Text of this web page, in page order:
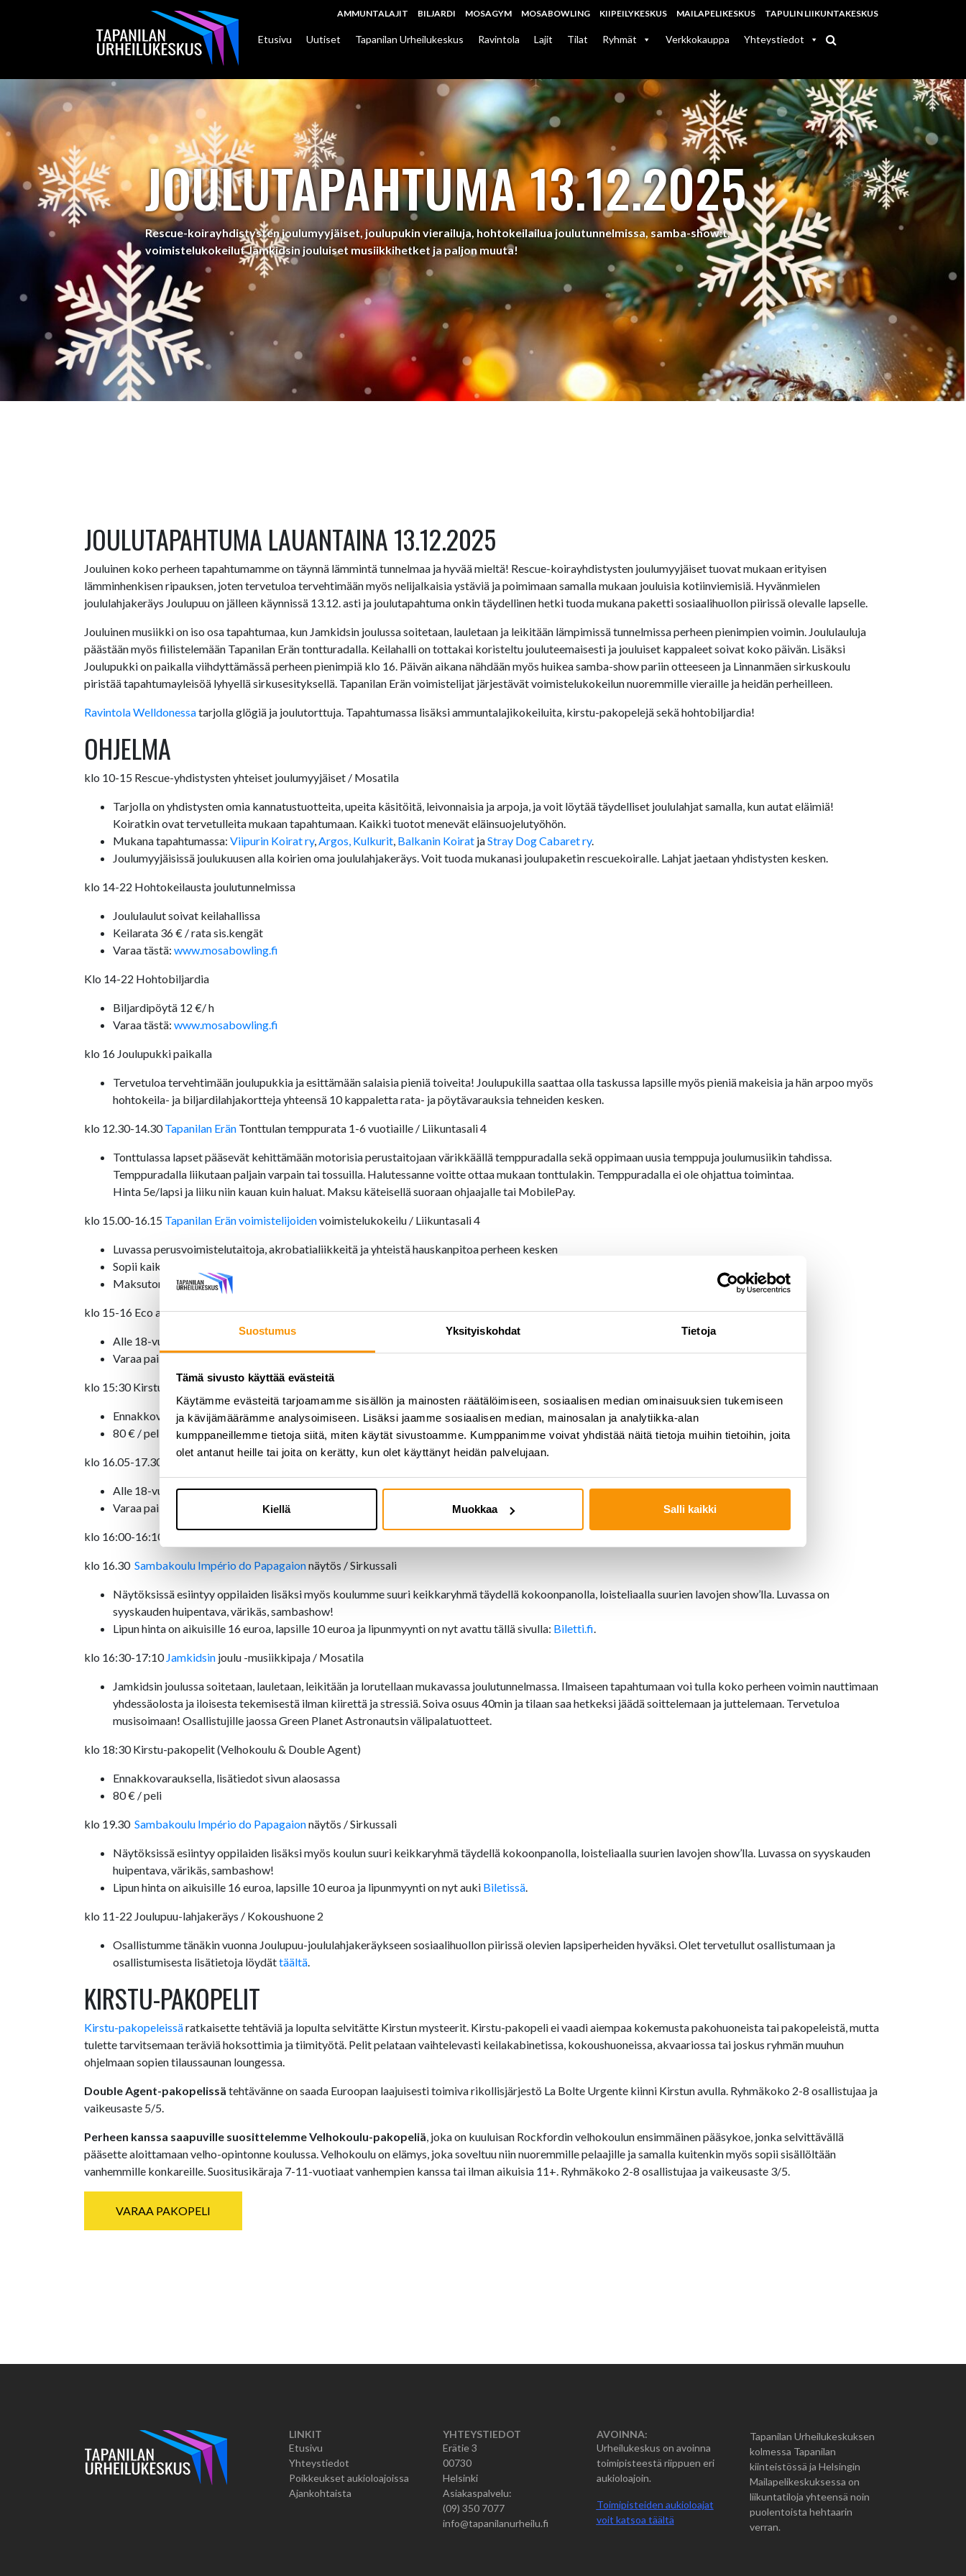
Suostumus Yksityiskohdat Tietoja
Tämä sivusto käyttää evästeitä
Käytämme evästeitä tarjoamamme sisällön ja mainosten räätälöimiseen, sosiaalisen median ominaisuuksien tukemiseen
ja kävijämäärämme analysoimiseen. Lisäksi jaamme sosiaalisen median, mainosalan ja analytiikka-alan
kumppaneillemme tietoja siitä, miten käytät sivustoamme. Kumppanimme voivat yhdistää näitä tietoja muihin tietoihin, joita
olet antanut heille tai joita on kerätty, kun olet käyttänyt heidän palvelujaan.
Kiellä Muokkaa Salli kaikki
AMMUNTALAJIT BILJARDI MOSAGYM MOSABOWLING KIIPEILYKESKUS MAILAPELIKESKUS TAPULIN LIIKUNTAKESKUS
Etusivu Uutiset Tapanilan Urheilukeskus Ravintola Lajit Tilat Ryhmät Verkkokauppa Yhteystiedot
JOULUTAPAHTUMA 13.12.2025
Rescue-koirayhdistysten joulumyyjäiset, joulupukin vierailuja, hohtokeilailua joulutunnelmissa, samba-show:t,
voimistelukokeilut Jamkidsin jouluiset musiikkihetket ja paljon muuta!
JOULUTAPAHTUMA LAUANTAINA 13.12.2025
Jouluinen koko perheen tapahtumamme on täynnä lämmintä tunnelmaa ja hyvää mieltä! Rescue-koirayhdistysten joulumyyjäiset tuovat mukaan erityisen
lämminhenkisen ripauksen, joten tervetuloa tervehtimään myös nelijalkaisia ystäviä ja poimimaan samalla mukaan jouluisia kotiinviemisiä. Hyvänmielen
joululahjakeräys Joulupuu on jälleen käynnissä 13.12. asti ja joulutapahtuma onkin täydellinen hetki tuoda mukana paketti sosiaalihuollon piirissä olevalle lapselle.
Jouluinen musiikki on iso osa tapahtumaa, kun Jamkidsin joulussa soitetaan, lauletaan ja leikitään lämpimissä tunnelmissa perheen pienimpien voimin. Joululauluja
päästään myös fiilistelemään Tapanilan Erän tontturadalla. Keilahalli on tottakai koristeltu jouluteemaisesti ja jouluiset kappaleet soivat koko päivän. Lisäksi
Joulupukki on paikalla viihdyttämässä perheen pienimpiä klo 16. Päivän aikana nähdään myös huikea samba-show pariin otteeseen ja Linnanmäen sirkuskoulu
piristää tapahtumayleisöä lyhyellä sirkusesityksellä. Tapanilan Erän voimistelijat järjestävät voimistelukokeilun nuoremmille vieraille ja heidän perheilleen.
Ravintola Welldonessatarjolla glögiä ja joulutorttuja. Tapahtumassa lisäksi ammuntalajikokeiluita, kirstu-pakopelejä sekä hohtobiljardia!
OHJELMA
klo 10-15 Rescue-yhdistysten yhteiset joulumyyjäiset / Mosatila
Tarjolla on yhdistysten omia kannatustuotteita, upeita käsitöitä, leivonnaisia ja arpoja, ja voit löytää täydelliset joululahjat samalla, kun autat eläimiä!
Koiratkin ovat tervetulleita mukaan tapahtumaan. Kaikki tuotot menevät eläinsuojelutyöhön.
Mukana tapahtumassa: Viipurin Koirat ry,Argos, Kulkurit, Balkanin Koirat jaStray Dog Cabaret ry.
Joulumyyjäisissä joulukuusen alla koirien oma joululahjakeräys. Voit tuoda mukanasi joulupaketin rescuekoiralle. Lahjat jaetaan yhdistysten kesken.
klo 14-22 Hohtokeilausta joulutunnelmissa
Joululaulut soivat keilahallissa
Keilarata 36 € / rata sis.kengät
Varaa tästä: www.mosabowling.fi
Klo 14-22 Hohtobiljardia
Biljardipöytä 12 €/ h
Varaa tästä: www.mosabowling.fi
klo 16 Joulupukki paikalla
Tervetuloa tervehtimään joulupukkia ja esittämään salaisia pieniä toiveita! Joulupukilla saattaa olla taskussa lapsille myös pieniä makeisia ja hän arpoo myös
hohtokeila- ja biljardilahjakortteja yhteensä 10 kappaletta rata- ja pöytävarauksia tehneiden kesken.
klo 12.30-14.30Tapanilan Erän Tonttulan temppurata 1-6 vuotiaille / Liikuntasali 4
Tonttulassa lapset pääsevät kehittämään motorisia perustaitojaan värikkäällä temppuradalla sekä oppimaan uusia temppuja joulumusiikin tahdissa.
Temppuradalla liikutaan paljain varpain tai tossuilla. Halutessanne voitte ottaa mukaan tonttulakin. Temppuradalla ei ole ohjattua toimintaa.
Hinta 5e/lapsi ja liiku niin kauan kuin haluat. Maksu käteisellä suoraan ohjaajalle tai MobilePay.
klo 15.00-16.15 Tapanilan Erän voimistelijoidenvoimistelukokeilu / Liikuntasali 4
Luvassa perusvoimistelutaitoja, akrobatialiikkeitä ja yhteistä hauskanpitoa perheen kesken
Sopii kaikille alle 12-vuotiaille tontuille sekä äiti- ja isä-tontuille
Maksuton
klo 15-16 Eco aims -kivääriammunta & veitsenheittokokeilu
Alle 18-vuotiaat 15 € ja aikuiset 25 €
Varaa paikka kokeiluuntäältä
klo 15:30 Kirstu-pakopeli (Velhokoulu)
Ennakkovarauksella, lisätiedot sivun alaosassa
80 € / peli
klo 16.05-17.30 Jousiammuntakokeilu
Alle 18-vuotiaat 15 € ja aikuiset 25 €
Varaa paikka kokeiluun
klo 16:00-16:10
klo 16.30 Sambakoulu Império do Papagaionnäytös / Sirkussali
Näytöksissä esiintyy oppilaiden lisäksi myös koulumme suuri keikkaryhmä täydellä kokoonpanolla, loisteliaalla suurien lavojen show’lla. Luvassa on
syyskauden huipentava, värikäs, sambashow!
Lipun hinta on aikuisille 16 euroa, lapsille 10 euroa ja lipunmyynti on nyt avattu tällä sivulla: Biletti.fi.
klo 16:30-17:10Jamkidsin joulu -musiikkipaja / Mosatila
Jamkidsin joulussa soitetaan, lauletaan, leikitään ja lorutellaan mukavassa joulutunnelmassa. Ilmaiseen tapahtumaan voi tulla koko perheen voimin nauttimaan
yhdessäolosta ja iloisesta tekemisestä ilman kiirettä ja stressiä. Soiva osuus 40min ja tilaan saa hetkeksi jäädä soittelemaan ja juttelemaan. Tervetuloa
musisoimaan! Osallistujille jaossa Green Planet Astronautsin välipalatuotteet.
klo 18:30 Kirstu-pakopelit (Velhokoulu & Double Agent)
Ennakkovarauksella, lisätiedot sivun alaosassa
80 € / peli
klo 19.30 Sambakoulu Império do Papagaionnäytös / Sirkussali
Näytöksissä esiintyy oppilaiden lisäksi myös koulun suuri keikkaryhmä täydellä kokoonpanolla, loisteliaalla suurien lavojen show’lla. Luvassa on syyskauden
huipentava, värikäs, sambashow!
Lipun hinta on aikuisille 16 euroa, lapsille 10 euroa ja lipunmyynti on nyt auki Biletissä.
klo 11-22 Joulupuu-lahjakeräys / Kokoushuone 2
Osallistumme tänäkin vuonna Joulupuu-joululahjakeräykseen sosiaalihuollon piirissä olevien lapsiperheiden hyväksi. Olet tervetullut osallistumaan ja
osallistumisesta lisätietoja löydättäältä.
KIRSTU-PAKOPELIT
Kirstu-pakopeleissäratkaisette tehtäviä ja lopulta selvitätte Kirstun mysteerit. Kirstu-pakopeli ei vaadi aiempaa kokemusta pakohuoneista tai pakopeleistä, mutta
tulette tarvitsemaan teräviä hoksottimia ja tiimityötä. Pelit pelataan vaihtelevasti keilakabinetissa, kokoushuoneissa, akvaariossa tai joskus ryhmän muuhun
ohjelmaan sopien tilaussaunan loungessa.
Double Agent-pakopelissä tehtävänne on saada Euroopan laajuisesti toimiva rikollisjärjestö La Bolte Urgente kiinni Kirstun avulla. Ryhmäkoko 2-8 osallistujaa ja
vaikeusaste 5/5.
Perheen kanssa saapuville suosittelemme Velhokoulu-pakopeliä, joka on kuuluisan Rockfordin velhokoulun ensimmäinen pääsykoe, jonka selvittävällä
pääsette aloittamaan velho-opintonne koulussa. Velhokoulu on elämys, joka soveltuu niin nuoremmille pelaajille ja samalla kuitenkin myös sopii sisällöltään
vanhemmille konkareille. Suositusikäraja 7-11-vuotiaat vanhempien kanssa tai ilman aikuisia 11+. Ryhmäkoko 2-8 osallistujaa ja vaikeusaste 3/5.
VARAA PAKOPELI
LINKIT
Etusivu
Yhteystiedot
Poikkeukset aukioloajoissa
Ajankohtaista
YHTEYSTIEDOT
Erätie 3
00730
Helsinki
Asiakaspalvelu:
(09) 350 7077
info@tapanilanurheilu.fi
AVOINNA:
Urheilukeskus on avoinna
toimipisteestä riippuen eri
aukioloajoin.
Toimipisteiden aukioloajat
voit katsoa täältä
Tapanilan Urheilukeskuksen
kolmessa Tapanilan
kiinteistössä ja Helsingin
Mailapelikeskuksessa on
liikuntatiloja yhteensä noin
puolentoista hehtaarin
verran.